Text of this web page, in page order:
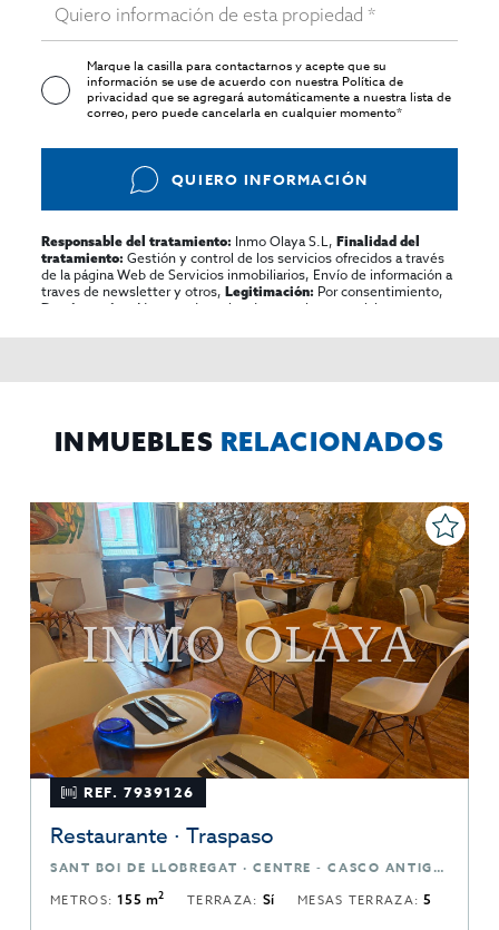
Marque la casilla para contactarnos y acepte que su
información se use de acuerdo con nuestraPolítica de
privacidadque se agregará automáticamente a nuestra lista de
correo, pero puede cancelarla en cualquier momento*
QUIERO INFORMACIÓN
Responsable del tratamiento: Inmo Olaya S.L,Finalidad del
tratamiento: Gestión y control de los servicios ofrecidos a través
de la página Web de Servicios inmobiliarios, Envío de información a
traves de newsletter y otros,Legitimación: Por consentimiento,
Destinatarios:
No se cederan los datos, salvo para elaborar
rectificar y suprimir los datos, solicitar la portabilidad de los
INMUEBLES RELACIONADOS
REF. 7939126
Restaurante · Traspaso
SANT BOI DE LLOBREGAT · CENTRE - CASCO ANTIGUO · BARCELONA
METROS:155 m2 TERRAZA: Sí MESAS TERRAZA:5